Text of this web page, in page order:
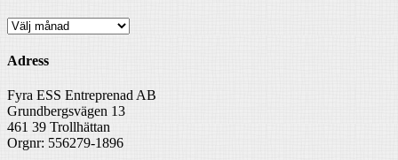
Arkiv
Adress
Fyra ESS Entreprenad AB
Grundbergsvägen 13
461 39 Trollhättan
Orgnr: 556279-1896